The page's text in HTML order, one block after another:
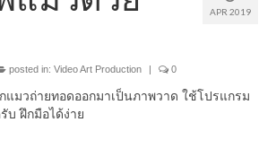
APR 2019
posted in: Video Art Production | 0
แมวถ่ายทอดออกมาเป็นภาพวาด ใช้โปรแกรม
บ ฝึกมือได้ง่าย